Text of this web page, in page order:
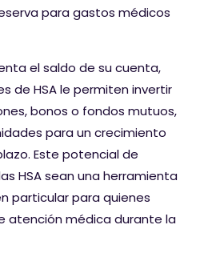
para gastos médicos
el saldo de su cuenta,
de HSA le permiten invertir
bonos o fondos mutuos,
para un crecimiento
Este potencial de
HSA sean una herramienta
particular para quienes
atención médica durante la